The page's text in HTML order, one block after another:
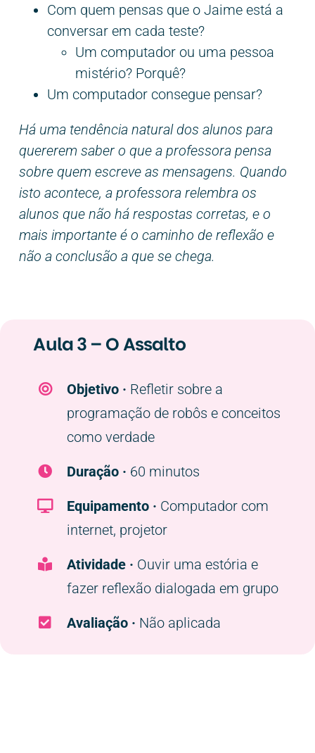
Com quem pensas que o Jaime está a
conversar em cada teste?
Um computador ou uma pessoa
mistério? Porquê?
Um computador consegue pensar?
Há uma tendência natural dos alunos para
quererem saber o que a professora pensa
sobre quem escreve as mensagens. Quando
isto acontece, a professora relembra os
alunos que não há respostas corretas, e o
mais importante é o caminho de reflexão e
não a conclusão a que se chega.
Aula 3 – O Assalto
Objetivo · Refletir sobre a
programação de robôs e conceitos
como verdade
Duração · 60 minutos
Equipamento · Computador com
internet, projetor
Atividade · Ouvir uma estória e
fazer reflexão dialogada em grupo
Avaliação · Não aplicada